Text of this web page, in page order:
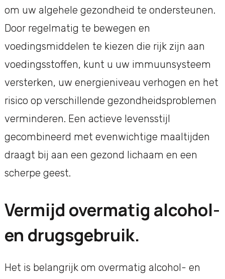
om uw algehele gezondheid te ondersteunen.
Door regelmatig te bewegen en
voedingsmiddelen te kiezen die rijk zijn aan
voedingsstoffen, kunt u uw immuunsysteem
versterken, uw energieniveau verhogen en het
risico op verschillende gezondheidsproblemen
verminderen. Een actieve levensstijl
gecombineerd met evenwichtige maaltijden
draagt bij aan een gezond lichaam en een
scherpe geest.
Vermijd overmatig alcohol-
en drugsgebruik.
Het is belangrijk om overmatig alcohol- en